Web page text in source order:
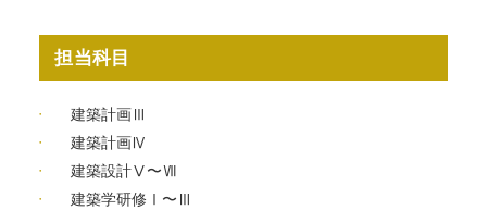
担当科目
建築計画Ⅲ
建築計画Ⅳ
建築設計Ⅴ〜Ⅶ
建築学研修Ⅰ〜Ⅲ